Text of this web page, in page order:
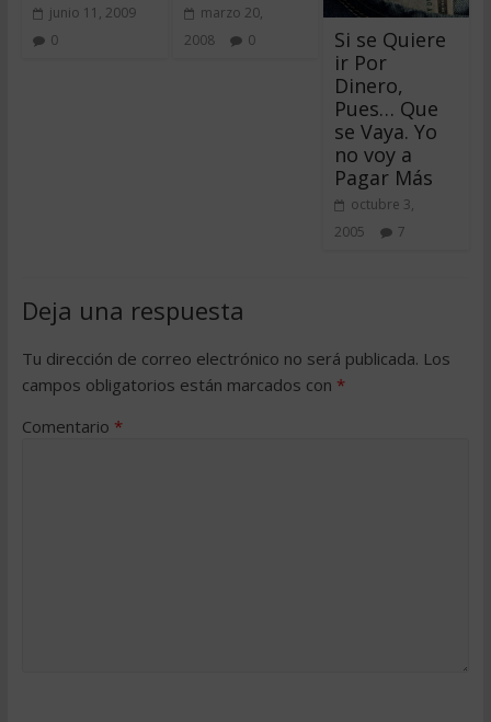
junio 11, 2009
0
marzo 20,
2008
0
Si se Quiere
ir Por
Dinero,
Pues… Que
se Vaya. Yo
no voy a
Pagar Más
octubre 3,
2005
7
Deja una respuesta
Tu dirección de correo electrónico no será publicada. Los
campos obligatorios están marcados con *
Comentario *